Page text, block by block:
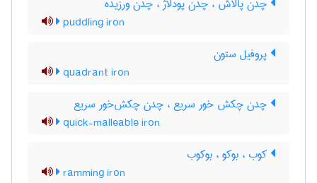
چدن پالاش ، چدن پودلاژ ، چدن ورزیده
puddling iron
پروفیل ستون
quadrant iron
چدن چکش خور سریع ، چدن چکش‌خور سریع
quick-malleable iron
کوب ، بوکو ، بوکوب
ramming iron